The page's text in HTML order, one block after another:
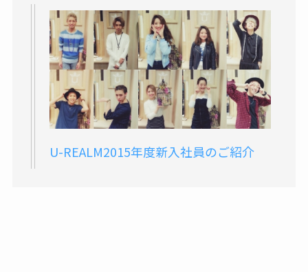
U-REALM2015年度新入社員のご紹介